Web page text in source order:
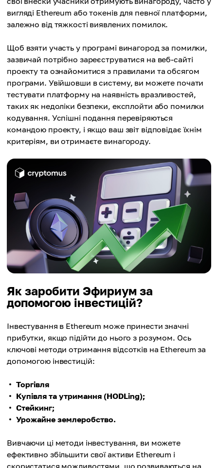
вигляді Ethereum або токенів для певної платформи,
залежно від тяжкості виявлених помилок.
Щоб взяти участь у програмі винагород за помилки,
зазвичай потрібно зареєструватися на веб-сайті
проекту та ознайомитися з правилами та обсягом
програми. Увійшовши в систему, ви можете почати
тестувати платформу на наявність вразливостей,
таких як недоліки безпеки, експлойти або помилки
кодування. Успішні подання перевіряються
командою проекту, і якщо ваш звіт відповідає їхнім
критеріям, ви отримаєте винагороду.
Як заробити Эфириум за
допомогою інвестицій?
Інвестування в Ethereum може принести значні
прибутки, якщо підійти до нього з розумом. Ось
ключові методи отримання відсотків на Ethereum за
допомогою інвестицій:
Торгівля
Купівля та утримання (HODLing);
Стейкинг;
Урожайне землеробство.
Вивчаючи ці методи інвестування, ви можете
ефективно збільшити свої активи Ethereum і